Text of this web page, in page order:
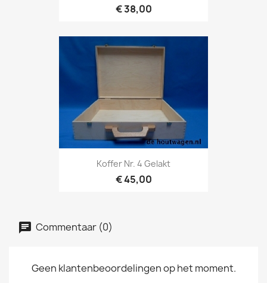
€ 38,00
Koffer Nr. 4 Gelakt
€ 45,00
Commentaar (0)
Geen klantenbeoordelingen op het moment.